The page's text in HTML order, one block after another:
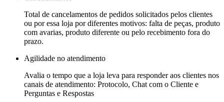
Total de cancelamentos de pedidos solicitados pelos clientes
ou por essa loja por diferentes motivos: falta de peças, produto
com avarias, produto diferente ou pelo recebimento fora do
prazo.
Agilidade no atendimento
Avalia o tempo que a loja leva para responder aos clientes nos
canais de atendimento: Protocolo, Chat com o Cliente e
Perguntas e Respostas